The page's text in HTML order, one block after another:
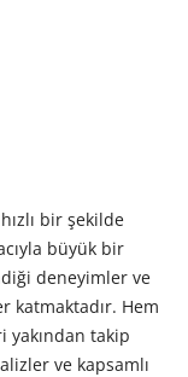
bir şekilde
büyük bir
deneyimler ve
katmaktadır. Hem
yakından takip
ve kapsamlı